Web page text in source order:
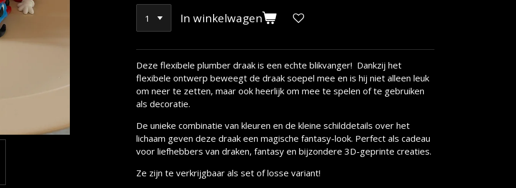
In winkelwagen
Deze flexibele plumber draak is een echte blikvanger! Dankzij het
flexibele ontwerp beweegt de draak soepel mee en is hij niet alleen leuk
om neer te zetten, maar ook heerlijk om mee te spelen of te gebruiken
als decoratie.
De unieke combinatie van kleuren en de kleine schilddetails over het
lichaam geven deze draak een magische fantasy-look. Perfect als cadeau
voor liefhebbers van draken, fantasy en bijzondere 3D-geprinte creaties.
Ze zijn te verkrijgbaar als set of losse variant!